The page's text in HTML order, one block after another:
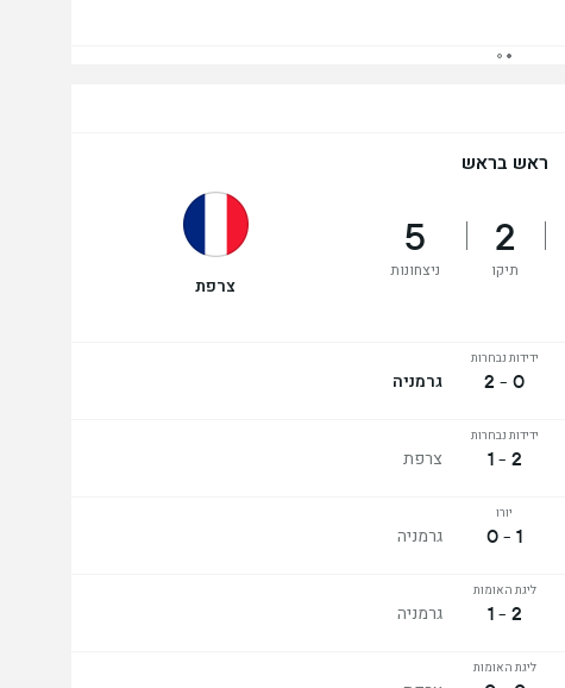
ראש בראש
2
תיקו
5
ניצחונות
צרפת
ידידות נבחרות
0 - 2 גרמניה
ידידות נבחרות
2 - 1 צרפת
יורו
1 - 0 גרמניה
ליגת האומות
2 - 1 גרמניה
ליגת האומות